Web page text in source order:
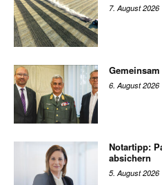
7. August 2026
6. August 2026
Notartipp:
absichern
5. August 2026